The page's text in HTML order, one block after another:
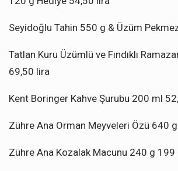
Seyidoğlu Tahin 550 g & Üzüm
Tatlan Kuru Üzümlü ve Fındıklı
69,50 lira
Kent Boringer Kahve Şurubu 200 ml
Zühre Ana Orman Meyveleri Özü 640
Zühre Ana Kozalak Macunu 240 g 199